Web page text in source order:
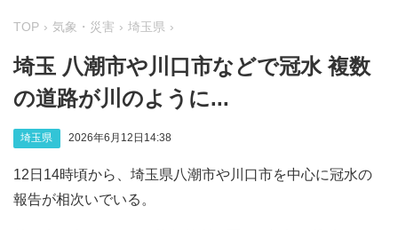
TOP 気象・災害 埼玉県
埼玉 八潮市や川口市などで冠水 複数
の道路が川のように...
埼玉県 2026年6月12日14:38
12日14時頃から、埼玉県八潮市や川口市を中心に冠水の
報告が相次いでいる。